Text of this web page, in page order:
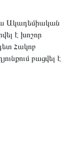
Ակադեմիական
է խոշոր
Հակոբ
բացվել է